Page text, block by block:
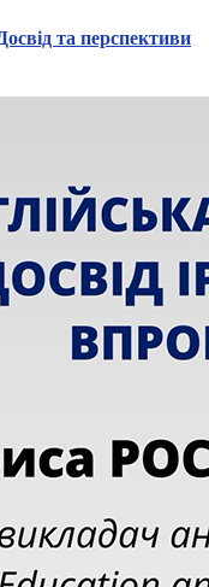
та перспективи